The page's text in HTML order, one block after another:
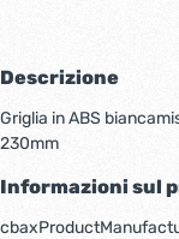
Descrizione
Griglia in ABS
230mm
Informazioni sul